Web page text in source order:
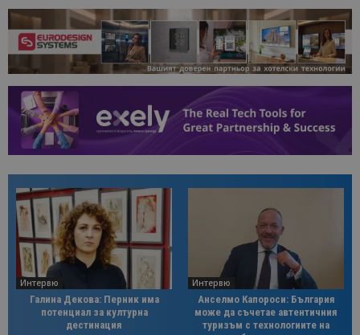
Интервю
Галина Декова: Перник има
потенциал за културна
дестинация
Интервю
Анселмо Капороси: България
може да съчетае автентичния
туризъм с технологиите на